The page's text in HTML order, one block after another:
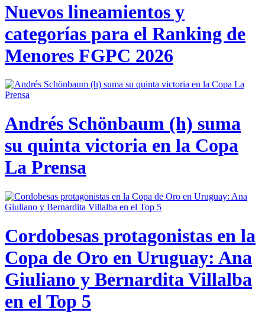
Nuevos lineamientos y
categorías para el Ranking de
Menores FGPC 2026
Andrés Schönbaum (h) suma
su quinta victoria en la Copa
La Prensa
Cordobesas protagonistas en la
Copa de Oro en Uruguay: Ana
Giuliano y Bernardita Villalba
en el Top 5